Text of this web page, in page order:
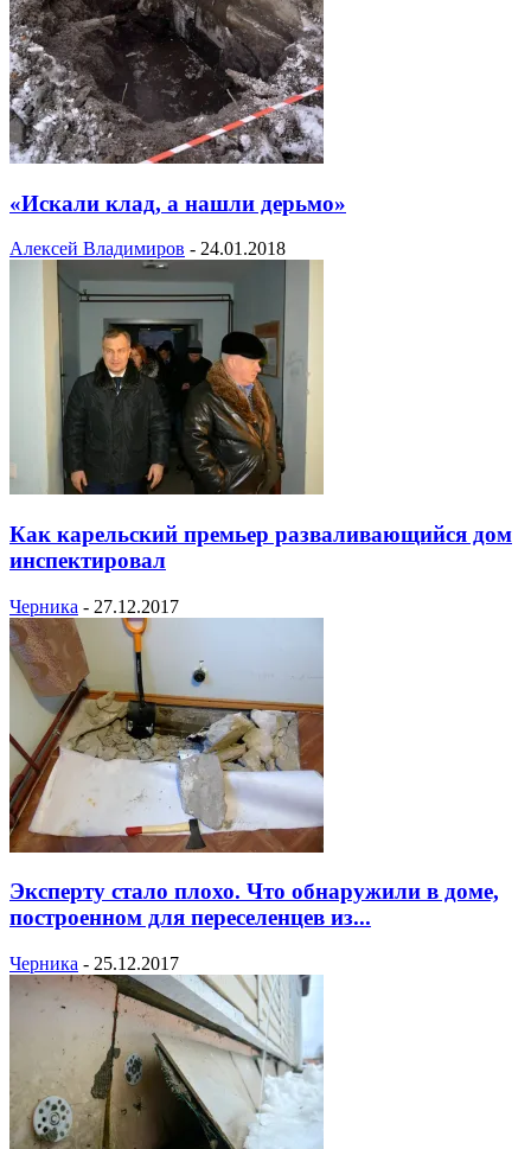
«Искали клад, а нашли дерьмо»
Алексей Владимиров - 24.01.2018
Как карельский премьер разваливающийся дом
инспектировал
Черника - 27.12.2017
Эксперту стало плохо. Что обнаружили в доме,
построенном для переселенцев из...
Черника - 25.12.2017